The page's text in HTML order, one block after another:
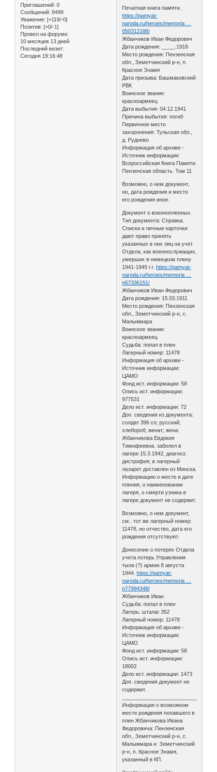
Приглашений: 0
Сообщений: 8499
Уважение: [+119/-0]
Позитив: [+0/-1]
Провел на форуме:
10 месяцев 13 дней
Последний визит:
Сегодня 19:16:48
Печатная книга памяти.
https://pamyat-
naroda.ru/heroes/memoria …
050312188/
Жбанчиков Иван Федорович
Дата рождения: __.__.1918
Место рождения: Пензенская
обл., Земетчинский р-н, п.
Красное Знамя
Дата призыва: Башмаковский
РВК
Воинское звание:
красноармеец
Дата выбытия: 04.12.1941
Причина выбытия: погиб
Первичное место
захоронения: Тульская обл.,
д. Руднево
Информация об архиве -
Источник информации:
Всероссийская Книга Памяти.
Пензенская область. Том 11
Возможно, о нем документ,
но, дата рождения и место
его рождения иное.
Документ о военнопленных.
Тип документа: Справка.
Списки и личные карточки
дают право принять
указанных в них лиц на учет
Отдела, как военнослужащих,
умерших в немецком плену
1941-1945 г.г.https://pamyat-
naroda.ru/heroes/memoria …
n67336151/
Жбанчиков Иван Федорович
Дата рождения: 15.03.1911
Место рождения: Пензенская
обл., Земетчинский р-н, с.
Малыжмара
Воинское звание:
красноармеец
Судьба: попал в плен
Лагерный номер: 11478
Информация об архиве -
Источник информации:
ЦАМО
Фонд ист. информации: 58
Опись ист. информации:
977531
Дело ист. информации: 72
Доп. сведения из документа:
солдат 396 сп; русский;
хлебороб; женат; жена:
Жбанчикова Евдокия
Тимофеевна. заболел в
лагере 15.3.1942; диагноз:
дистрофия; в лагерный
лазарет доставлен из Минска.
Информацию о месте и дате
пления, о наименовании
лагеря, о смерти узника в
лагере документ не содержит.
Возможно, о нем документ,
см.: тот же лагерный номер:
11478, но отчество, дата его
рождения отсутствуют.
Донесение о потерях Отдела
учета потерь Управления
тыла (?) армии 8 августа
1944.https://pamyat-
naroda.ru/heroes/memoria …
n77994348/
Жбанчиков Иван
Судьба: попал в плен
Лагерь: шталаг 352
Лагерный номер: 11478
Информация об архиве -
Источник информации:
ЦАМО
Фонд ист. информации: 58
Опись ист. информации:
18002
Дело ист. информации: 1473
Доп. сведения документ не
содержит.
Информация о возможном
месте рождения попавшего в
плен Жбанчикова Ивана
Федоровича: Пензенская
обл., Земетчинский р-н, с.
Малыжмара и Земетчинский
р-н, п. Красное Знамя,
указанный в КП.